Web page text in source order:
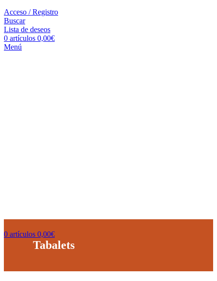
Acceso / Registro
Buscar
Lista de deseos
0 artículos 0,00€
Menú
0 artículos 0,00€
Tabalets